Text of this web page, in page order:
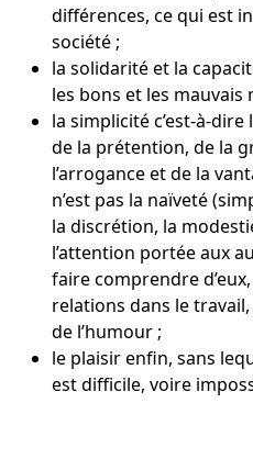
différences, ce qui est
société ;
la solidarité et la
les bons et les mauvais
la simplicité c’est-à-
de la prétention, de la
l’arrogance et de la
n’est pas la naïveté
la discrétion, la
l’attention portée aux
faire comprendre
relations dans le
de l’humour ;
le plaisir enfin, sans
est difficile, voire